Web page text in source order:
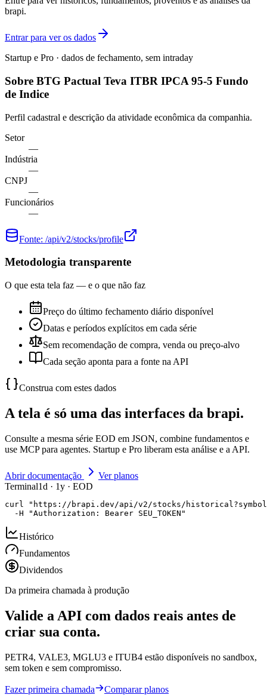
brapi.
Entrar para ver os dados
Startup e Pro · dados de fechamento, sem intraday
Sobre BTG Pactual Teva ITBR IPCA 95-5 Fundo
de Indice
Perfil cadastral e descrição da atividade econômica da companhia.
Setor
—
Indústria
—
CNPJ
—
Funcionários
—
Fonte: /api/v2/stocks/profile
Metodologia transparente
O que esta tela faz — e o que não faz
Preço do último fechamento diário disponível
Datas e períodos explícitos em cada série
Sem recomendação de compra, venda ou preço-alvo
Cada seção aponta para a fonte na API
Construa com estes dados
A tela é só uma das interfaces da brapi.
Consulte a mesma série EOD em JSON, combine fundamentos e
use MCP para agentes. Startup e Pro liberam esta análise e a API.
Abrir documentação
Ver planos
Terminal1d · 1y · EOD
curl "https://brapi.dev/api/v2/stocks/
  -H "Authorization: Bearer SEU_TOKEN"
Histórico
Fundamentos
Dividendos
Da primeira chamada à produção
Valide a API com dados reais antes de
criar sua conta.
PETR4, VALE3, MGLU3 e ITUB4 estão disponíveis no sandbox,
sem token e sem compromisso.
Fazer primeira chamada Comparar planos